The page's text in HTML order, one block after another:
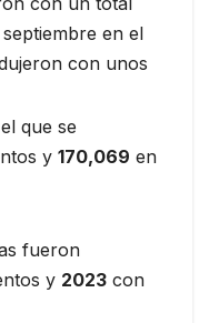
en el
con unos
que se
y 170,069 en
fueron
y 2023 con